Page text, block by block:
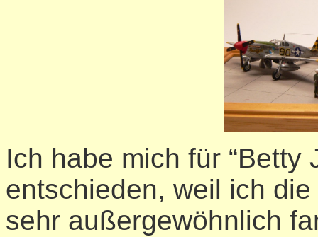
Ich habe mich für “Betty
entschieden, weil ich
sehr außergewöhnlich